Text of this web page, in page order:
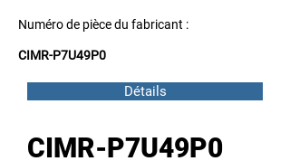
Numéro de pièce du fabricant :
CIMR-P7U49P0
Détails
CIMR-P7U49P0